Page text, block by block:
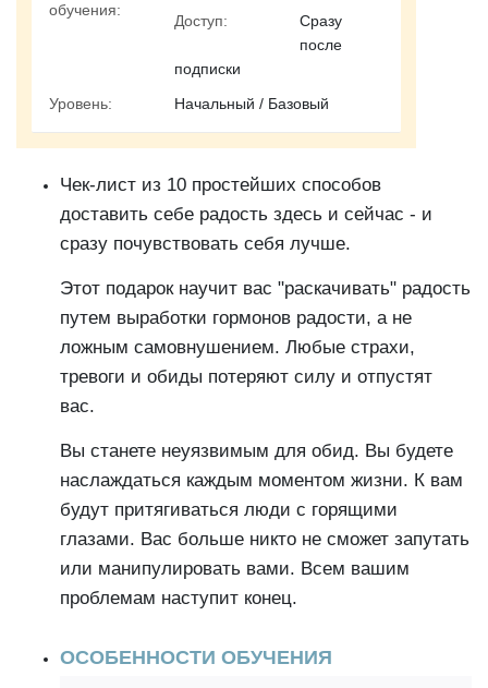
обучения:
Доступ:
Сразу
после
подписки
Уровень:
Начальный / Базовый
Чек-лист из 10 простейших способов
доставить себе радость здесь и сейчас - и
сразу почувствовать себя лучше.
Этот подарок научит вас "раскачивать" радость
путем выработки гормонов радости, а не
ложным самовнушением. Любые страхи,
тревоги и обиды потеряют силу и отпустят
вас.
Вы станете неуязвимым для обид. Вы будете
наслаждаться каждым моментом жизни. К вам
будут притягиваться люди с горящими
глазами. Вас больше никто не сможет запутать
или манипулировать вами. Всем вашим
проблемам наступит конец.
ОСОБЕННОСТИ ОБУЧЕНИЯ